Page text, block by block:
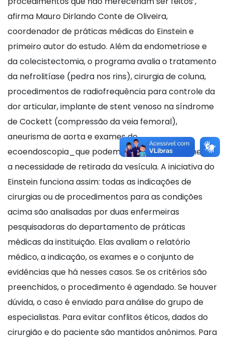
afirma Mauro Dirlando Conte de Oliveira,
coordenador de práticas médicas do Einstein e
primeiro autor do estudo. Além da endometriose e
da colecistectomia, o programa avalia o tratamento
da nefrolitíase (pedra nos rins), cirurgia de coluna,
procedimentos de radiofrequência para controle da
dor articular, implante de stent venoso na síndrome
de Cockett (compressão da veia femoral),
aneurisma de aorta e exames de
ecoendoscopia_que podem indicar incorretamente
a necessidade de retirada da vesícula. A iniciativa do
Einstein funciona assim: todas as indicações de
cirurgias ou de procedimentos para as condições
acima são analisadas por duas enfermeiras
pesquisadoras do departamento de práticas
médicas da instituição. Elas avaliam o relatório
médico, a indicação, os exames e o conjunto de
evidências que há nesses casos. Se os critérios são
preenchidos, o procedimento é agendado. Se houver
dúvida, o caso é enviado para análise do grupo de
especialistas. Para evitar conflitos éticos, dados do
cirurgião e do paciente são mantidos anônimos. Para